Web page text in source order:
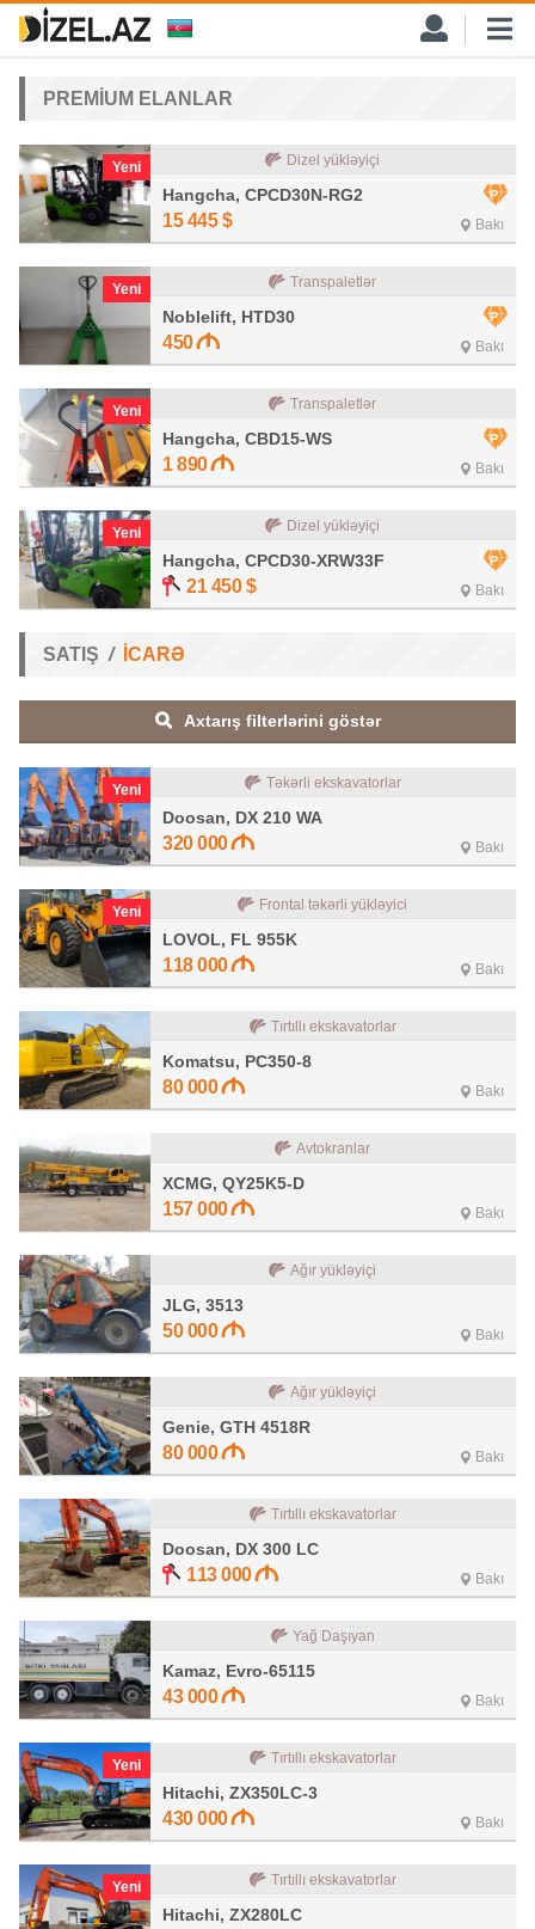
PREMİUM ELANLAR
Yeni Dizel yükləyiçi
Hangcha, CPCD30N-RG2
15 445 $ Bakı
Yeni Transpaletlər
Noblelift, HTD30
450 Bakı
Yeni Transpaletlər
Hangcha, CBD15-WS
1 890 Bakı
Yeni Dizel yükləyiçi
Hangcha, CPCD30-XRW33F
21 450 $ Bakı
SATIŞ İCARƏ
Axtarış filterlərini göstər
Yeni Təkərli ekskavatorlar
Doosan, DX 210 WA
320 000 Bakı
Yeni Frontal təkərli yükləyici
LOVOL, FL 955K
118 000 Bakı
Tırtıllı ekskavatorlar
Komatsu, PC350-8
80 000 Bakı
Avtokranlar
XCMG, QY25K5-D
157 000 Bakı
Ağır yükləyiçi
JLG, 3513
50 000 Bakı
Ağır yükləyiçi
Genie, GTH 4518R
80 000 Bakı
Tırtıllı ekskavatorlar
Doosan, DX 300 LC
113 000 Bakı
Yağ Daşıyan
Kamaz, Evro-65115
43 000 Bakı
Yeni Tırtıllı ekskavatorlar
Hitachi, ZX350LC-3
430 000 Bakı
Yeni Tırtıllı ekskavatorlar
Hitachi, ZX280LC